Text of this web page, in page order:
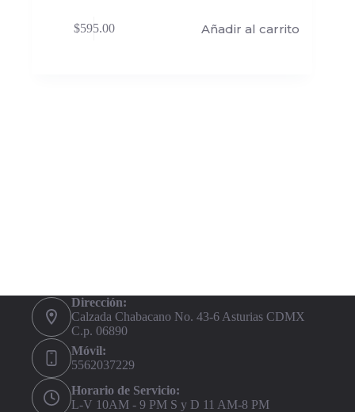
$595.00 Añadir al carrito
Dirección:
Calzada Chabacano No. 43-6 Asturias CDMX
C.p. 06890
Móvil:
5562037229
Horario de Servicio:
L-V 10AM - 9 PM S y D 11 AM-8 PM